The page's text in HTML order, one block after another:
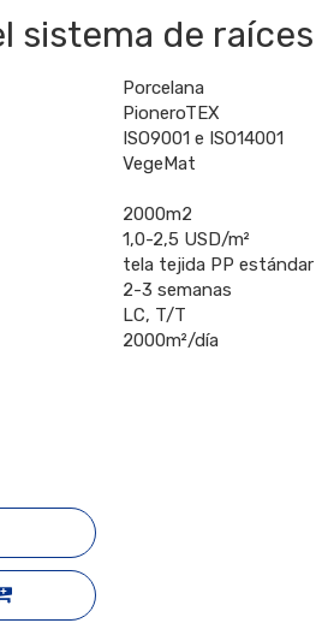
sistema de raíces
Porcelana
PioneroTEX
ISO9001 e ISO14001
VegeMat
2000m2
1,0-2,5 USD/m²
tela tejida PP estándar
2-3 semanas
LC, T/T
2000m²/día